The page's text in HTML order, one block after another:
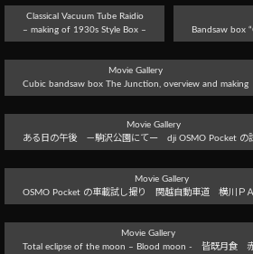
Classical Vacuum Tube Raidio
– making of 1930s Style Box –
Bandsaw box
Movie Gallery
Cubic bandsaw box The Junction, overview and making
Movie Gallery
ある日の午後 －駒沢公園にてー dji OSMO Pocket の
Movie Gallery
OSMO Pocket の車載試し撮り 関越自動車道 横川Ｐ
Movie Gallery
Total eclipse of the moon – Blood moon - 皆既月食